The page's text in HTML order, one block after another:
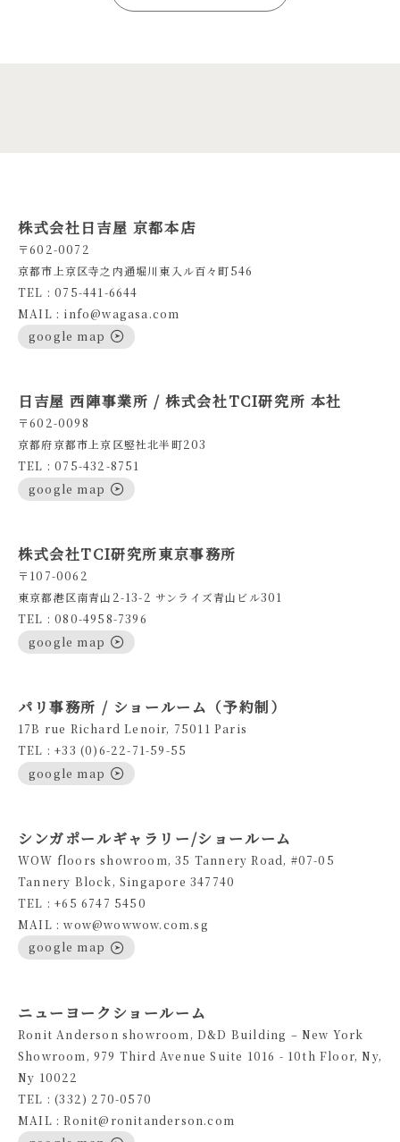
株式会社日吉屋 京都本店
〒602-0072
京都市上京区寺之内通堀川東入ル百々町546
TEL : 075-441-6644
MAIL : info@wagasa.com
google map
日吉屋 西陣事業所 / 株式会社TCI研究所 本社
〒602-0098
京都府京都市上京区竪社北半町203
TEL : 075-432-8751
google map
株式会社TCI研究所東京事務所
〒107-0062
東京都港区南青山2-13-2 サンライズ青山ビル301
TEL : 080-4958-7396
google map
パリ事務所 / ショールーム（予約制）
17B rue Richard Lenoir, 75011 Paris
TEL : +33 (0)6-22-71-59-55
google map
シンガポールギャラリー/ショールーム
WOW floors showroom, 35 Tannery Road, #07-05
Tannery Block, Singapore 347740
TEL : +65 6747 5450
MAIL : wow@wowwow.com.sg
google map
ニューヨークショールーム
Ronit Anderson showroom, D&D Building – New York
Showroom, 979 Third Avenue Suite 1016 - 10th Floor, Ny,
Ny 10022
TEL : (332) 270-0570
MAIL : Ronit@ronitanderson.com